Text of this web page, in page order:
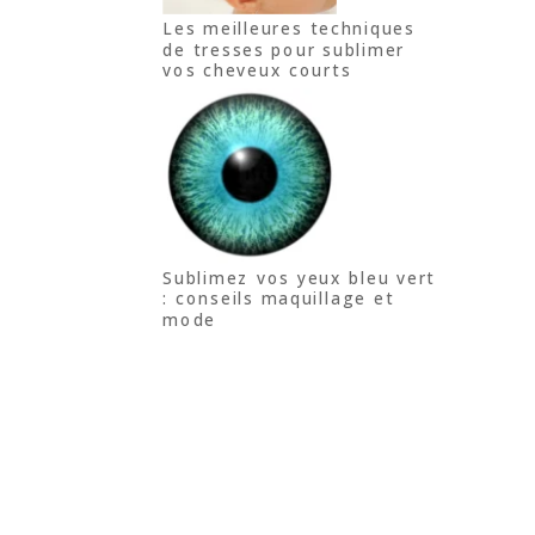
Les meilleures techniques
de tresses pour sublimer
vos cheveux courts
Sublimez vos yeux bleu vert
: conseils maquillage et
mode